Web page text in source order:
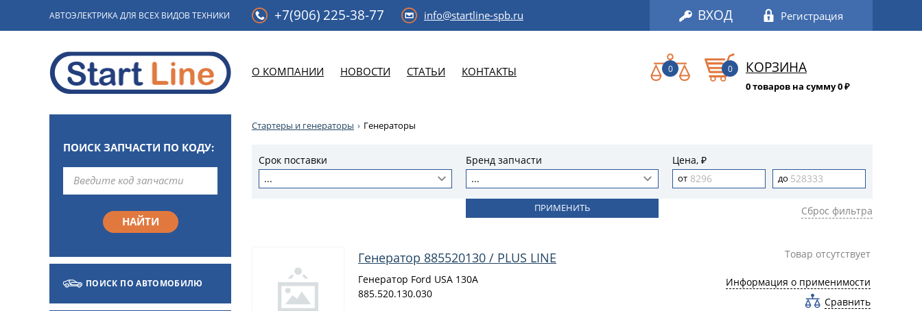
АВТОЭЛЕКТРИКА ДЛЯ ВСЕХ ВИДОВ ТЕХНИКИ +7(906) 225-38-77 info@startline-spb.ru ВХОД Регистрация
О КОМПАНИИ НОВОСТИ СТАТЬИ КОНТАКТЫ 0 0 КОРЗИНА
0 товаров на сумму 0₽
ПОИСК ЗАПЧАСТИ ПО КОДУ:
ПОИСК ПО АВТОМОБИЛЮ
Стартеры и генераторы Генераторы
Срок поставки
...
Бренд запчасти
...
Цена, ₽
Сброс фильтра
Генератор 885520130 / PLUS LINE
Товар отсутствует
Генератор Ford USA 130A
885.520.130.030
Информация о применимости
Сравнить